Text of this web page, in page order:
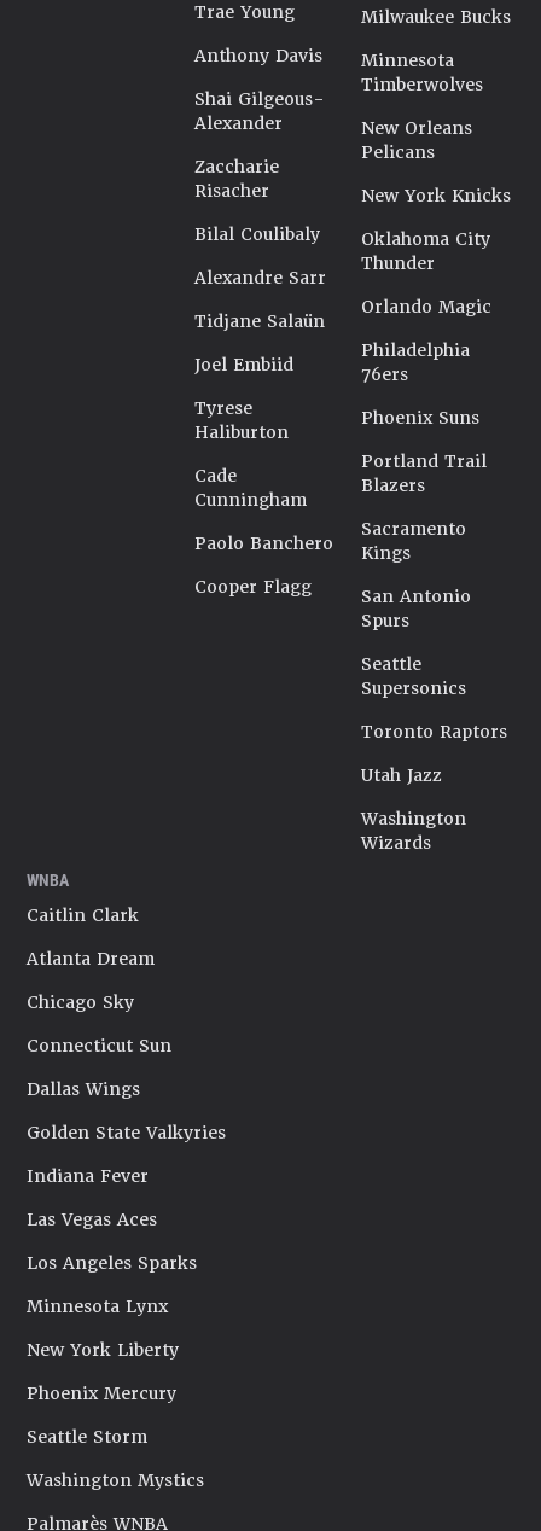
Trae Young
Anthony Davis
Shai Gilgeous-
Alexander
Zaccharie
Risacher
Bilal Coulibaly
Alexandre Sarr
Tidjane Salaün
Joel Embiid
Tyrese
Haliburton
Cade
Cunningham
Paolo Banchero
Cooper Flagg
Milwaukee Bucks
Minnesota
Timberwolves
New Orleans
Pelicans
New York Knicks
Oklahoma City
Thunder
Orlando Magic
Philadelphia
76ers
Phoenix Suns
Portland Trail
Blazers
Sacramento
Kings
San Antonio
Spurs
Seattle
Supersonics
Toronto Raptors
Utah Jazz
Washington
Wizards
WNBA
Caitlin Clark
Atlanta Dream
Chicago Sky
Connecticut Sun
Dallas Wings
Golden State Valkyries
Indiana Fever
Las Vegas Aces
Los Angeles Sparks
Minnesota Lynx
New York Liberty
Phoenix Mercury
Seattle Storm
Washington Mystics
Palmarès WNBA